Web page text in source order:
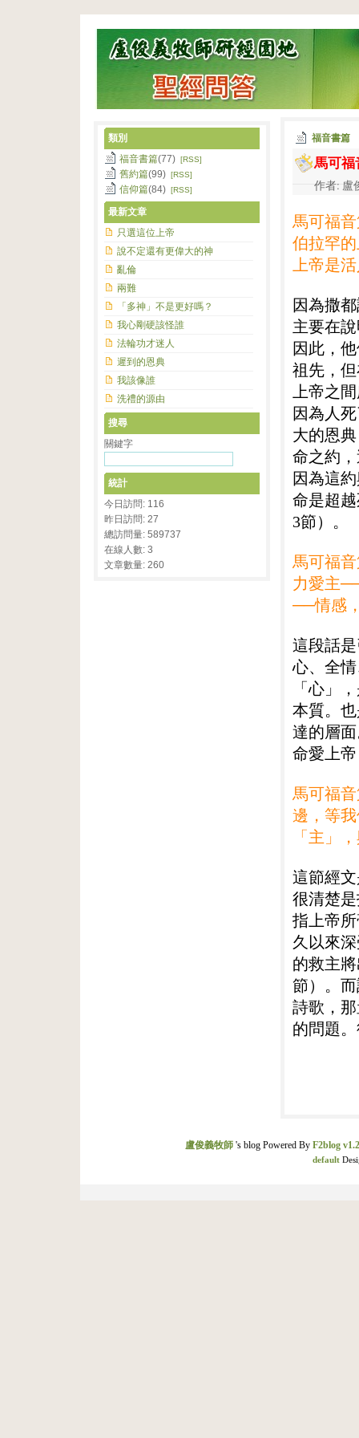
福音書篇
馬可
作者: 盧
馬可福
伯拉罕
上帝是
因為撒
主要在
因此，
祖先，
上帝之
因為人
大的恩
命之約
因為這
命是超
3節）。
馬可福
力愛主
──情感
這段話
心、全
「心」
本質。
達的層
命愛上
馬可福
邊，等
「主」
這節經
很清楚
指上帝
久以來
的救主
節）。
詩歌，
的問題
類別
福音書篇(77) [RSS]
舊約篇(99) [RSS]
信仰篇(84) [RSS]
最新文章
只選這位上帝
說不定還有更偉大的神
亂倫
兩難
「多神」不是更好嗎？
我心剛硬該怪誰
法輪功才迷人
遲到的恩典
我該像誰
洗禮的源由
搜尋
關鍵字
統計
今日訪問: 116
昨日訪問: 27
總訪問量: 589737
在線人數: 3
文章數量: 260
盧俊義牧師's blog Powered By F2blog
default